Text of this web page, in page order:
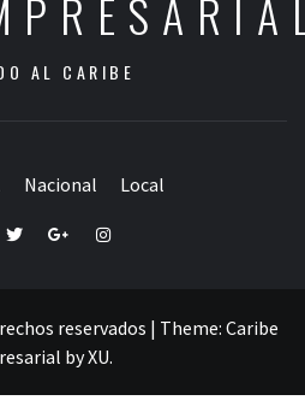
AL CARIBE
Nacional Local
TwitterGoogle+Instagram
reservados | Theme: Caribe
byXU.